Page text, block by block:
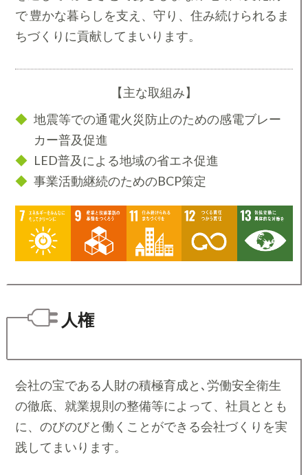
で 豊かな暮らしを支え、守り、住み続けられるま
ちづくりに貢献してまいります。
【主な取組み】
地震等での通電火災防止のための感電ブレー
カー普及促進
LED普及による地域の省エネ促進
事業活動継続のためのBCP策定
人権
会社の宝である人財の積極育成と､労働安全衛生
の徹底、就業規則の整備等によって、社員ととも
に、のびのびと働くことができる会社づくりを実
践してまいります。